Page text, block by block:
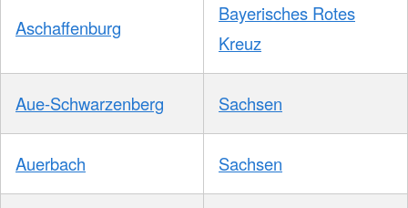
Aschaffenburg
Bayerisches Rotes
Kreuz
Aue-Schwarzenberg Sachsen
Auerbach Sachsen